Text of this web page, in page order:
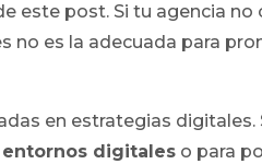
este post. Si tu agencia no
no es la adecuada para
en estrategias
digitaleso para